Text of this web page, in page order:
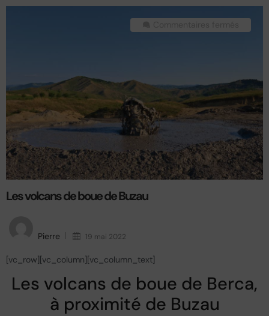
Les volcans de boue de Buzau
Pierre 19 mai 2022
[vc_row][vc_column][vc_column_text]
Les volcans de boue de Berca,
à proximité de Buzau